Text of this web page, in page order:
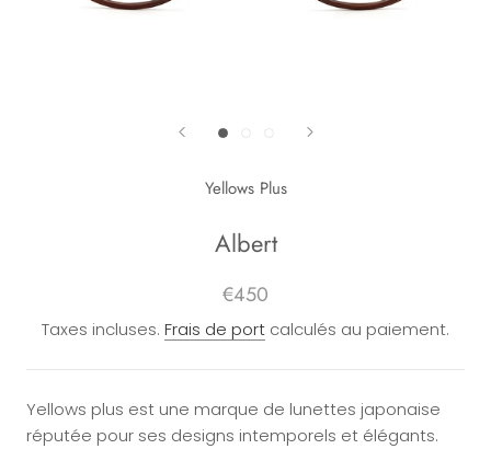
Yellows Plus
Albert
€450
Taxes incluses. Frais de port calculés au paiement.
Yellows plus est une marque de lunettes japonaise
réputée pour ses designs intemporels et élégants.